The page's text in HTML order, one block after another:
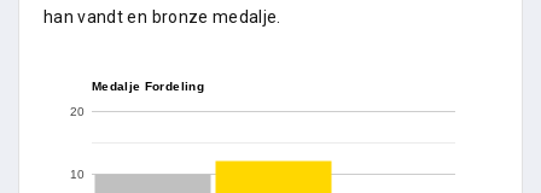
han vandt en bronze medalje.
Medalje Fordeling
10
20